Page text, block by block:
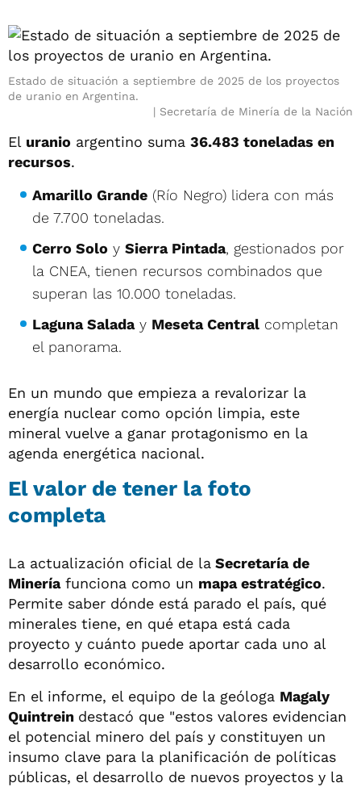
Estado de situación a septiembre de 2025 de los proyectos
de uranio en Argentina.
Secretaría de Minería de la Nación
El uranio argentino suma 36.483 toneladas en
recursos.
Amarillo Grande (Río Negro) lidera con más
de 7.700 toneladas.
Cerro Solo y Sierra Pintada, gestionados por
la CNEA, tienen recursos combinados que
superan las 10.000 toneladas.
Laguna Saladay Meseta Central completan
el panorama.
En un mundo que empieza a revalorizar la
energía nuclear como opción limpia, este
mineral vuelve a ganar protagonismo en la
agenda energética nacional.
El valor de tener la foto
completa
La actualización oficial de la Secretaría de
Mineríafunciona como un mapa estratégico.
Permite saber dónde está parado el país, qué
minerales tiene, en qué etapa está cada
proyecto y cuánto puede aportar cada uno al
desarrollo económico.
En el informe, el equipo de la geóloga Magaly
Quintrein destacó que "estos valores evidencian
el potencial minero del país y constituyen un
insumo clave para la planificación de políticas
públicas, el desarrollo de nuevos proyectos y la